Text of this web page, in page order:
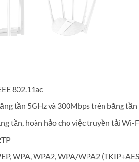
802.11ac
tần 5GHz và 300Mbps trên băng
tần, hoàn hảo cho việc truyền tải Wi-
WPA, WPA2, WPA/WPA2